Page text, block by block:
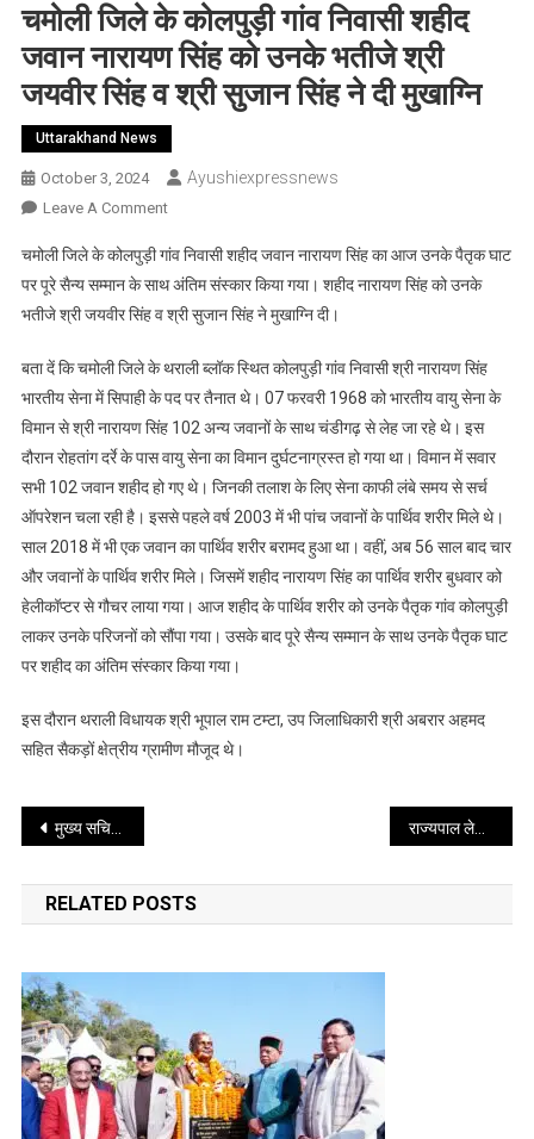
चमोली जिले के कोलपुड़ी गांव निवासी शहीद
जवान नारायण सिंह को उनके भतीजे श्री
जयवीर सिंह व श्री सुजान सिंह ने दी मुखाग्नि
Uttarakhand News
October 3, 2024 Ayushiexpressnews
Leave A CommentOn
जिले
के
कोलपुड़ी
निवासी
शहीद
जवान
नारायण
सिंह
को
जयवीर
सिंह
व
सुजान
सिंह
चमोली जिले के कोलपुड़ी गांव निवासी शहीद जवान नारायण सिंह का आज उनके पैतृक घाट
पर पूरे सैन्य सम्मान के साथ अंतिम संस्कार किया गया। शहीद नारायण सिंह को उनके
भतीजे श्री जयवीर सिंह व श्री सुजान सिंह ने मुखाग्नि दी।
बता दें कि चमोली जिले के थराली ब्लॉक स्थित कोलपुड़ी गांव निवासी श्री नारायण सिंह
भारतीय सेना में सिपाही के पद पर तैनात थे। 07 फरवरी 1968 को भारतीय वायु सेना के
विमान से श्री नारायण सिंह 102 अन्य जवानों के साथ चंडीगढ़ से लेह जा रहे थे। इस
दौरान रोहतांग दर्रे के पास वायुसेना का विमान दुर्घटनाग्रस्त हो गया था। विमान में सवार
सभी 102 जवान शहीद हो गए थे। जिनकी तलाश के लिए सेना काफी लंबे समय से सर्च
ऑपरेशन चला रही है। इससे पहले वर्ष 2003 में भी पांच जवानों के पार्थिव शरीर मिले थे।
साल 2018 में भी एक जवान का पार्थिव शरीर बरामद हुआ था। वहीं, अब 56 साल बाद चार
और जवानों के पार्थिव शरीर मिले। जिसमें शहीद नारायण सिंह का पार्थिव शरीर बुधवार को
हेलीकॉप्टर से गौचर लाया गया। आज शहीद के पार्थिव शरीर को उनके पैतृक गांव कोलपुड़ी
लाकर उनके परिजनों को सौंपा गया। उसके बाद पूरे सैन्य सम्मान के साथ उनके पैतृक घाट
पर शहीद का अंतिम संस्कार किया गया।
इस दौरान थराली विधायक श्री भूपाल राम टम्टा, उप जिलाधिकारी श्री अबरार अहमद
सहित सैकड़ों क्षेत्रीय ग्रामीण मौजूद थे।
Post
navigation
मुख्य सचिव ने श्रम विभाग को कर्मचारी राज्य बीमा (ईएसआई) की समीक्षा करने के निर्देश दिए राज्यपाल लेफ्टिनेंट जनरल गुरमीत सिंह (से नि) ने आज चंडी मंदिर मिलिट्री स्टेशन, पंचकुला, हरियाणा में पूर्व सैनिकों के साथ संवाद किया
RELATED POSTS